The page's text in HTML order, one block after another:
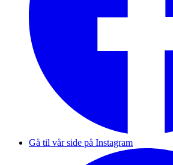
Gå til vår side på Instagram